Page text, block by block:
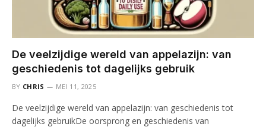
De veelzijdige wereld van appelazijn: van
geschiedenis tot dagelijks gebruik
BY CHRIS MEI 11, 2025
De veelzijdige wereld van appelazijn: van geschiedenis tot
dagelijks gebruikDe oorsprong en geschiedenis van